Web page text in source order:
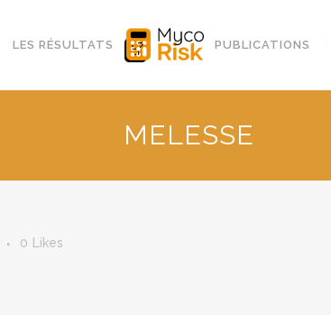
LES RÉSULTATS PUBLICATIONS
MELESSE
0 Likes